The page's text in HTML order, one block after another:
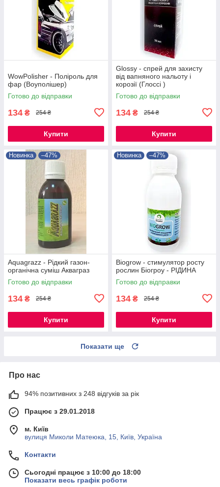
WowPolisher - Поліроль для
фар (Воуполішер)
Готово до відправки
134 ₴ 254 ₴
Купити
Glossy - спрей для захисту
від вапняного нальоту і
корозії (Глоссі )
Готово до відправки
134 ₴ 254 ₴
Купити
Новинка –47%
Aquagrazz - Рідкий газон-
органічна суміш Акваграз
Готово до відправки
134 ₴ 254 ₴
Купити
Новинка –47%
Biogrow - стимулятор росту
рослин Біогроу - РІДИНА
Готово до відправки
134 ₴ 254 ₴
Купити
Показати ще
Про нас
94% позитивних з 248 відгуків за рік
Працює з 29.01.2018
м. Київ
вулиця Миколи Матеюка, 15, Київ, Україна
Контакти
Сьогодні працює з 10:00 до 18:00
Показати весь графік роботи